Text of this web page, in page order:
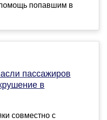
попавшим в
пассажиров
в
совместно с